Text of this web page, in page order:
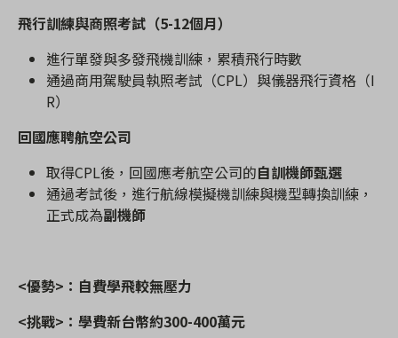
飛行訓練與商照考試（5-12個月）
進行單發與多發飛機訓練，累積飛行時數
通過商用駕駛員執照考試（CPL）與儀器飛行資格（I
R）
回國應聘航空公司
取得CPL後，回國應考航空公司的自訓機師甄選
通過考試後，進行航線模擬機訓練與機型轉換訓練，
正式成為副機師
<優勢>： 自費學飛較無壓力
<挑戰>：學費新台幣約300-400萬元